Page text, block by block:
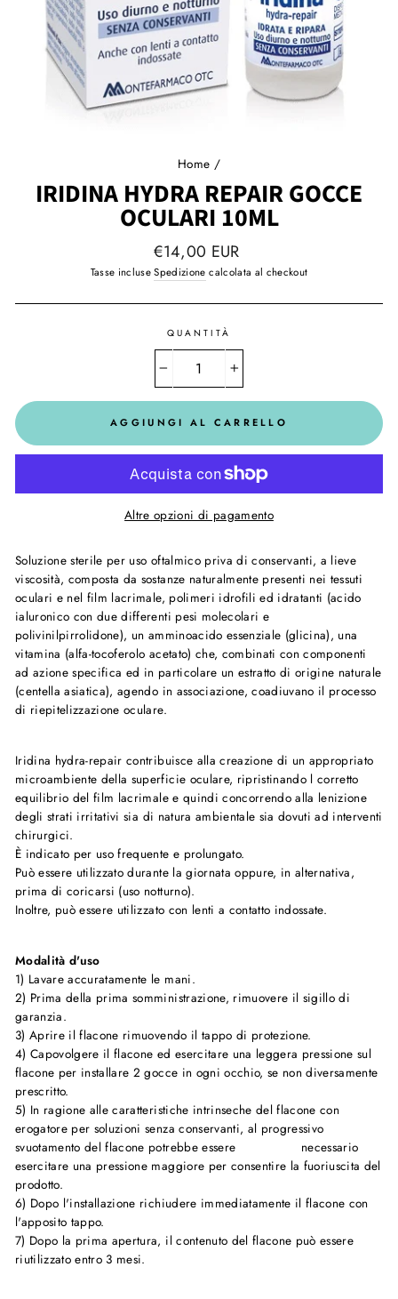
Home /
IRIDINA HYDRA REPAIR GOCCE
OCULARI 10ML
Prezzo
regolare
€14,00 EUR
Tasse incluseSpedizione calcolata al checkout
QUANTITÀ
AGGIUNGI AL CARRELLO
Altre opzioni di pagamento
Soluzione sterile per uso oftalmico priva di conservanti, a lieve
viscosità, composta da sostanze naturalmente presenti nei tessuti
oculari e nel film lacrimale, polimeri idrofili ed idratanti (acido
ialuronico con due differenti pesi molecolari e
polivinilpirrolidone), un amminoacido essenziale (glicina), una
vitamina (alfa-tocoferolo acetato) che, combinati con componenti
ad azione specifica ed in particolare un estratto di origine naturale
(centella asiatica), agendo in associazione, coadiuvano il processo
di riepitelizzazione oculare.
Iridina hydra-repair contribuisce alla creazione di un appropriato
microambiente della superficie oculare, ripristinando l corretto
equilibrio del film lacrimale e quindi concorrendo alla lenizione
degli strati irritativi sia di natura ambientale sia dovuti ad interventi
chirurgici.
È indicato per uso frequente e prolungato.
Può essere utilizzato durante la giornata oppure, in alternativa,
prima di coricarsi (uso notturno).
Inoltre, può essere utilizzato con lenti a contatto indossate.
Modalità d'uso
1) Lavare accuratamente le mani.
2) Prima della prima somministrazione, rimuovere il sigillo di
garanzia.
3) Aprire il flacone rimuovendo il tappo di protezione.
4) Capovolgere il flacone ed esercitare una leggera pressione sul
flacone per installare 2 gocce in ogni occhio, se non diversamente
prescritto.
5) In ragione alle caratteristiche intrinseche del flacone con
erogatore per soluzioni senza conservanti, al progressivo
svuotamento del flacone potrebbe essere necessario
esercitare una pressione maggiore per consentire la fuoriuscita del
prodotto.
6) Dopo l'installazione richiudere immediatamente il flacone con
l'apposito tappo.
7) Dopo la prima apertura, il contenuto del flacone può essere
riutilizzato entro 3 mesi.